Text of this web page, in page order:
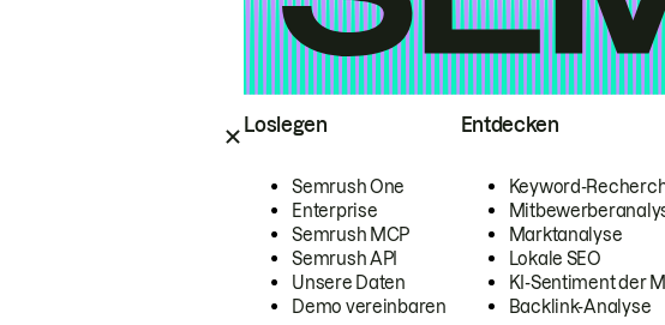
Loslegen
Semrush One
Enterprise
Semrush MCP
Semrush API
Unsere Daten
Demo vereinbaren
Entdecken
Keyword-
Marktanalyse
Lokale SEO
KI-Sentiment der
Backlink-Analyse